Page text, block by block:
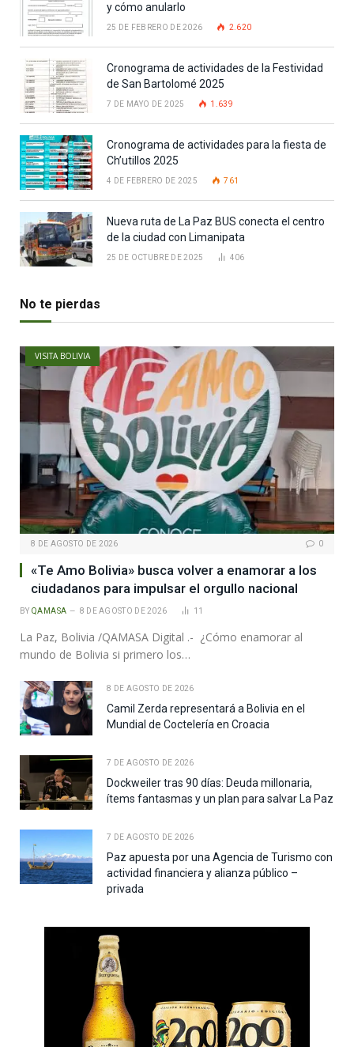
y cómo anularlo
25 DE FEBRERO DE 2026 2.620
Cronograma de actividades de la Festividad
de San Bartolomé 2025
7 DE MAYO DE 2025 1.639
Cronograma de actividades para la fiesta de
Ch’utillos 2025
4 DE FEBRERO DE 2025 761
Nueva ruta de La Paz BUS conecta el centro
de la ciudad con Limanipata
25 DE OCTUBRE DE 2025 406
No te pierdas
VISITA BOLIVIA
8 DE AGOSTO DE 2026 0
«Te Amo Bolivia» busca volver a enamorar a los
ciudadanos para impulsar el orgullo nacional
BY QAMASA 8 DE AGOSTO DE 2026 11
La Paz, Bolivia /QAMASA Digital .- ¿Cómo enamorar al
mundo de Bolivia si primero los…
8 DE AGOSTO DE 2026
Camil Zerda representará a Bolivia en el
Mundial de Coctelería en Croacia
7 DE AGOSTO DE 2026
Dockweiler tras 90 días: Deuda millonaria,
ítems fantasmas y un plan para salvar La Paz
7 DE AGOSTO DE 2026
Paz apuesta por una Agencia de Turismo con
actividad financiera y alianza público –
privada